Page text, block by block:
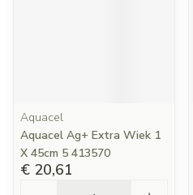
Aquacel
Aquacel Ag+ Extra Wiek 1
X 45cm 5 413570
€ 20,61